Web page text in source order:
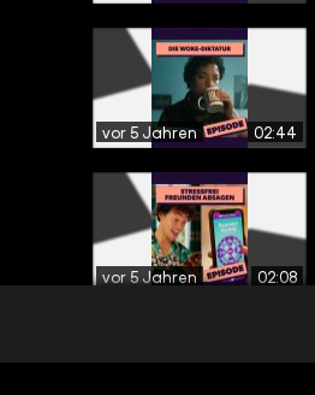
vor 5 Jahren 02:44
vor 5 Jahren 02:08